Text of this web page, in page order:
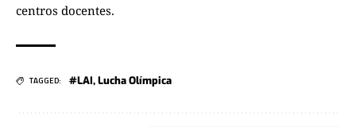
centros docentes.
TAGGED: #LAI,Lucha Olímpica